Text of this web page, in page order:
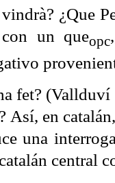
¿Que
con un queopc,
fet? (Vallduví
Así, en
una
central